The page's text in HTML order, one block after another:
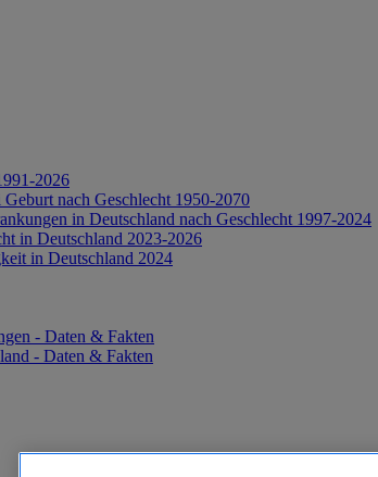
2026
nach Geschlecht 1950-2070
in Deutschland nach Geschlecht 1997-2024
in Deutschland 2023-2026
in Deutschland 2024
- Daten & Fakten
- Daten & Fakten